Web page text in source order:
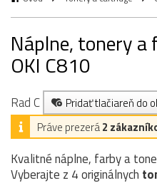
Náplne, tonery
OKI C810
Rad C
Pridať tlačiareň do
Práve prezerá2
Kvalitné náplne, farby a
Vyberajte z 4 originálnych